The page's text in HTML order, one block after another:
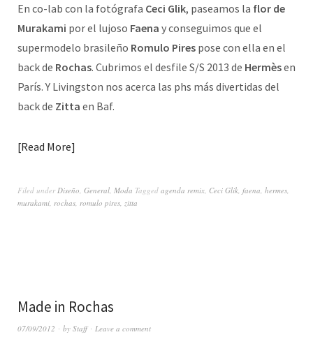
En co-lab con la fotógrafa Ceci Glik, paseamos la flor de
Murakami por el lujoso Faena y conseguimos que el
supermodelo brasileño Romulo Pires pose con ella en el
back de Rochas. Cubrimos el desfile S/S 2013 de Hermèsen
París. Y Livingston nos acerca las phs más divertidas del
back de Zitta en Baf.
Read More
Filed under Diseño General Moda Tagged agenda remix Ceci Glik faena hermes
murakami rochas romulo pires zitta
Made in Rochas
07/09/2012 by Staff Leave a comment